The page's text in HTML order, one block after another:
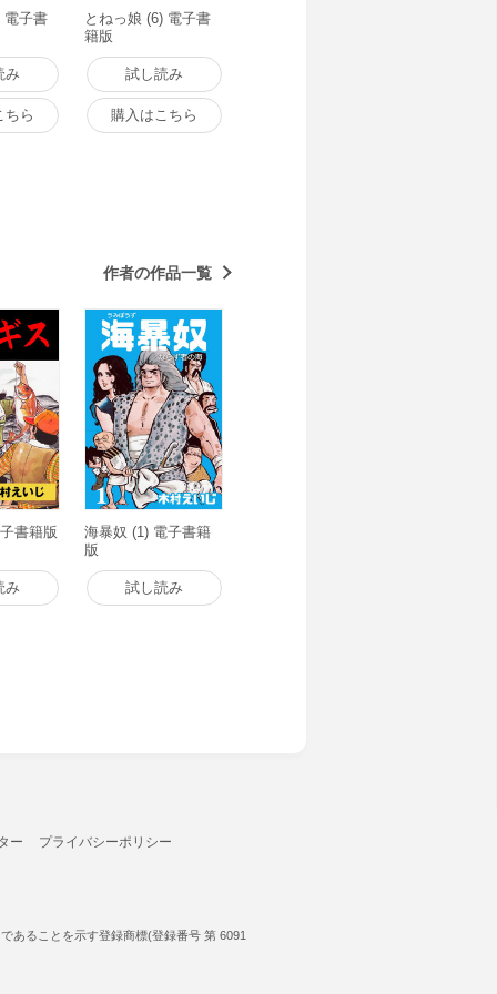
電子書
み
ちら
とねっ娘 (6) 電子書
籍版
試し読み
購入はこちら
作者の作品一覧
書籍版
み
海暴奴 (1) 電子書籍
版
試し読み
ー プライバシーポリシー
あることを示す登録商標(登録番号 第 6091